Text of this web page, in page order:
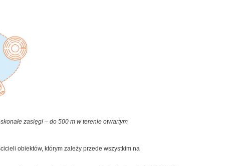
zasięgi – do 500 m w terenie otwartym
obiektów, którym zależy przede wszystkim na